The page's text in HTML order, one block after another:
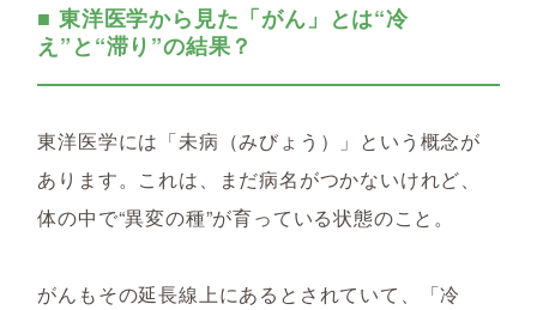
■ 東洋医学から見た「がん」とは“冷
え”と“滞り”の結果？
東洋医学には「未病（みびょう）」という概念が
あります。これは、まだ病名がつかないけれど、
体の中で“異変の種”が育っている状態のこと。
がんもその延長線上にあるとされていて、「冷